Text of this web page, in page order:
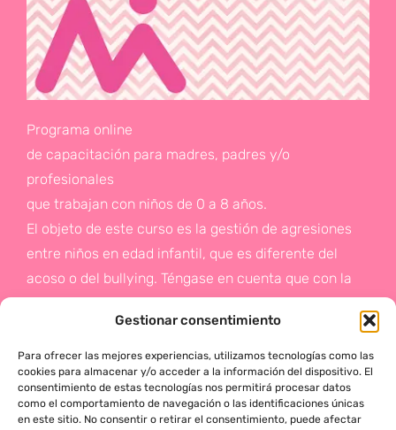
Gestionar consentimiento
Para ofrecer las mejores experiencias, utilizamos tecnologías como las
cookies para almacenar y/o acceder a la información del dispositivo. El
consentimiento de estas tecnologías nos permitirá procesar datos
como el comportamiento de navegación o las identificaciones únicas
en este sitio. No consentir o retirar el consentimiento, puede afectar
Programa online
de capacitación para madres, padres y/o
profesionales
que trabajan con niños de 0 a 8 años.
El objeto de este curso es la gestión de agresiones
entre niños en edad infantil, que es diferente del
acoso o del bullying. Téngase en cuenta que con la
de la prevención a un problema que suele aparecer
en etapas posteriores como es el acoso.
Si deseas más información,
haz click en este enlace: